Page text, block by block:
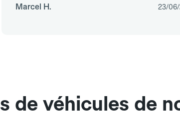
Marcel H. 23/
de véhicules de